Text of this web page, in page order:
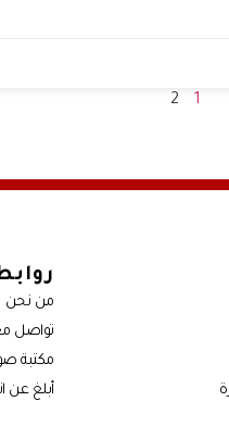
1
2
من نحن
تواصل
مكتبة
أبلغ عن